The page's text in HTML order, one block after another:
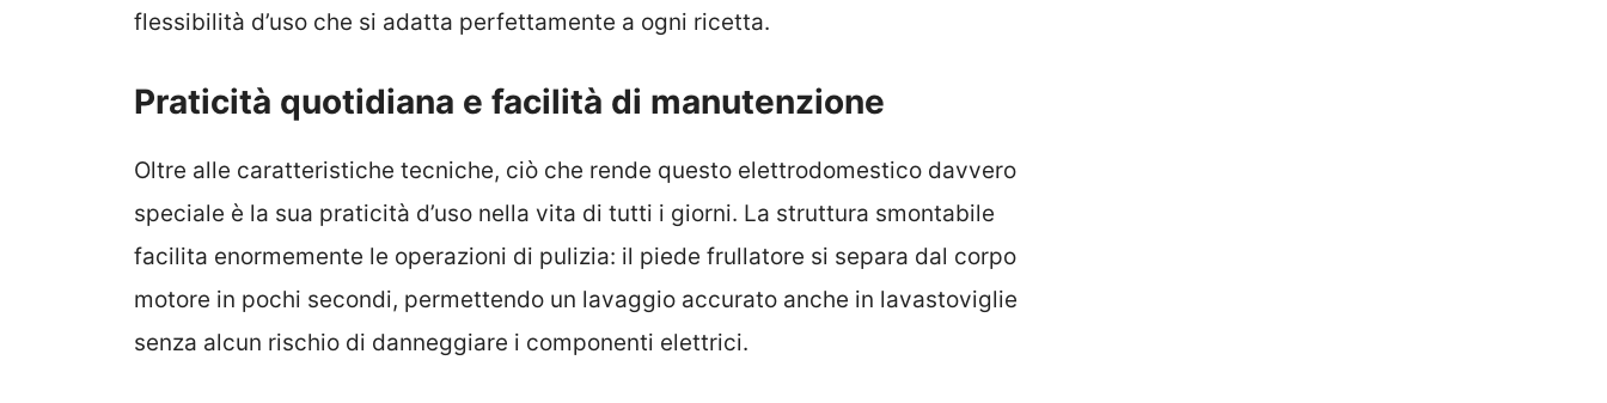
flessibilità d’uso che si adatta perfettamente a ogni ricetta.
Praticità quotidiana e facilità di manutenzione
Oltre alle caratteristiche tecniche, ciò che rende questo elettrodomestico davvero
speciale è la sua praticità d’uso nella vita di tutti i giorni. La struttura smontabile
facilita enormemente le operazioni di pulizia: il piede frullatore si separa dal corpo
motore in pochi secondi, permettendo un lavaggio accurato anche in lavastoviglie
senza alcun rischio di danneggiare i componenti elettrici.